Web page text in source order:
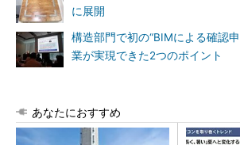
に展開
構造部門で初の“BIMによる確認
業が実現できた2つのポイント
あなたにおすすめ